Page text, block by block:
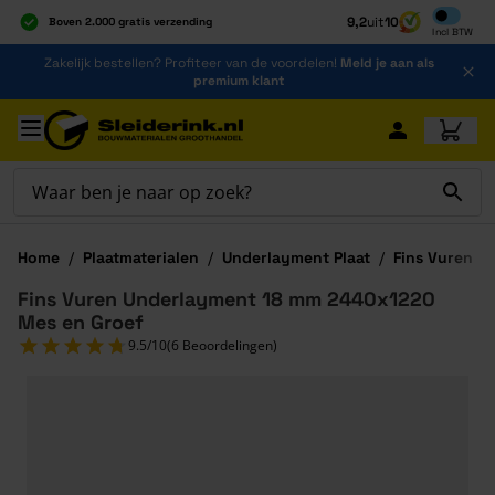
Boven 2.000 gratis verzending
Al 40 jaar dé specialist
Alles onder één dak
9,2uit10
Incl BTW
Inclusief
Ga naar de inhoud
Zakelijk bestellen? Profiteer van de voordelen! Meld je aan als
premium klant
Ga naar hoofdinhoud
Home / Plaatmaterialen / Underlayment Plaat / Fins Vuren
Fins Vuren Underlayment 18 mm 2440x1220
Mes en Groef
9.5/10(6 Beoordelingen)